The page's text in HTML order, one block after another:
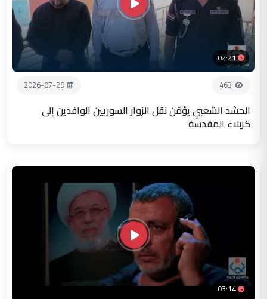
02:21
463
2026-07-29
الحشد الشعبي يؤمّن نقل الزوار السوريين الوافدين إلى
كربلاء المقدسة
03:14